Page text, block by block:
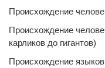
Происхождение
Происхождение
карликов до гигантов)
Происхождение языков